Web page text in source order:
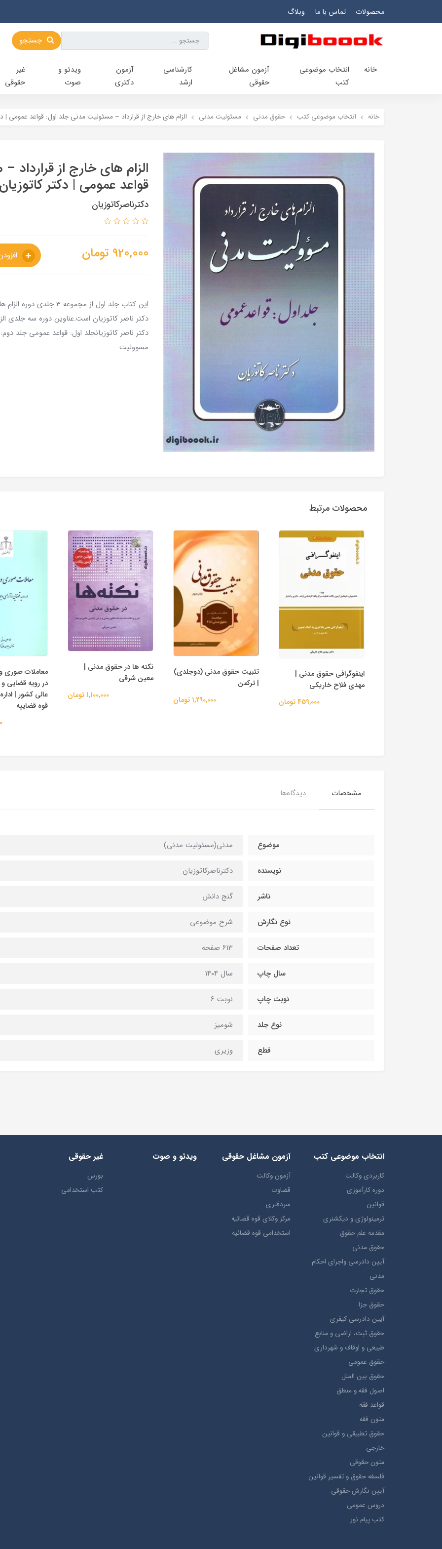
محصولات تماس با ما وبلاگ
جستجو
خانه
انتخاب​ موضوعي​
کتب
آزمون مشاغل
حقوقی
کارشناسی‌
ارشد
آزمون
دکتری
ویدئو و
صوت
غیر
حقوقی
خانه انتخاب​ موضوعي​ کتب حقوق مدني مسئوليت مدني الزام های خارج از قرارداد – مسئولیت مدنی جلد اول: قواعد عمومی |
الزام های خارج از
قواعد عمومی | دکتر کاتوزیان
دکترناصرکاتوزیان
920,000 تومان
این کتاب جلد اول از
دکتر ناصر کاتوزیان است.عناوین دوره سه جلدی
دکتر ناصر کاتوزیانجلد اول: قواعد عمومی
مسوولیت
محصولات مرتبط
اینفوگرافی حقوق مدنی |
مهدی فلاح خاریکی
459,000 تومان
تثبیت حقوق مدنی (دوجلدی)
| ترکمن
1,290,000 تومان
نکته ها در حقوق مدنی |
معین شرقی
1,100,000 تومان
معاملات صوری و
در رویه قضایی و
عالی کشور |
قوه قضاییه
مشخصات دیدگاه‌ها
موضوع مدنی(مسئولیت مدنی)
نویسنده دکترناصرکاتوزیان
ناشر گنج دانش
نوع نگارش شرح موضوعی
تعداد صفحات 613 صفحه
سال چاپ سال 1404
نوبت چاپ نوبت 6
نوع جلد شومیز
قطع وزیری
انتخاب​ موضوعي​ کتب
کاربردی وکالت
دوره کارآموزی
قوانین
ترمينولوژي و ديکشنري
مقدمه علم حقوق
حقوق مدني
آيين دادرسي ​واجراي ​احکام ​
مدني
حقوق تجارت
حقوق جزا
آيین دادرسی کیفری
حقوق ثبت، اراضي و منابع
طبيعي و اوقاف و شهرداری
حقوق عمومی
حقوق بين الملل
اصول فقه و منطق
قواعد فقه
متون فقه
حقوق تطبيقي و قوانین
خارجی
متون حقوقي
فلسفه حقوق و تفسیر قوانین
آیین نگارش حقوقی
دروس عمومی
کتب پیام نور
آزمون مشاغل حقوقی
آزمون وکالت
قضاوت
سردفتری
مرکز وکلای قوه قضائیه
استخدامی قوه قضائیه
ویدئو و صوت غیر حقوقی
بورس
کتب استخدامی